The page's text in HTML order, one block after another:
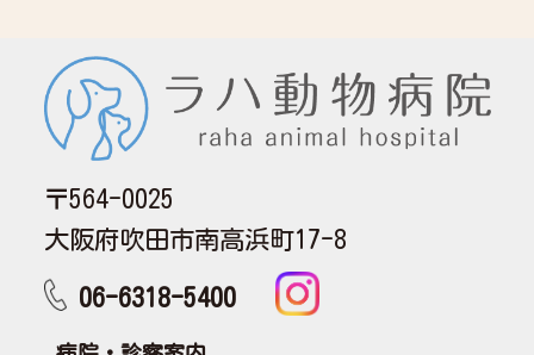
〒564-0025
大阪府吹田市南高浜町17-8
06-6318-5400